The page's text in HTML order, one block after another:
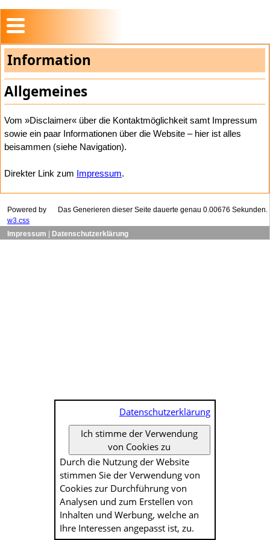
Information
Allgemeines
Vom »Disclaimer« über die Kontaktmöglichkeit samt Impressum
sowie ein paar Informationen über die Website – hier ist alles
beisammen (siehe Navigation).
Direkter Link zum Impressum.
Das Generieren dieser Seite dauerte genau 0.00676 Sekunden.
Powered by
w3.css
Impressum
Datenschutzerklärung
Datenschutzerklärung
Ich stimme der Verwendung
von Cookies zu
Durch die Nutzung der Website
stimmen Sie der Verwendung von
Cookies zur Durch­führung von
Analysen und zum Erstellen von
Inhalten und Werbung, welche an
Ihre Interessen angepasst ist, zu.